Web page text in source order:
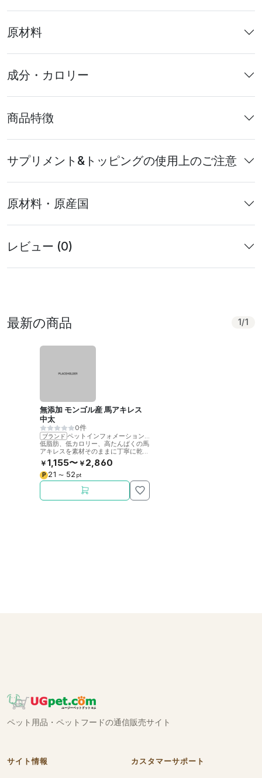
原材料
成分・カロリー
商品特徴
サプリメント&トッピングの使用上のご注意
原材料・原産国
レビュー (0)
最新の商品 1 /1
無添加 モンゴル産 馬アキレス
中太
0件
ブランド
低脂肪、低カロリー、高たんぱくの馬
アキレスを素材そのままに丁寧に乾燥
させました。噛むことで歯の健康をサ
ポート。
￥ 1,155〜 ￥ 2,860
P 21 〜 52 pt
ペット用品・ペットフードの通信販売サイト
サイト情報 カスタマーサポート